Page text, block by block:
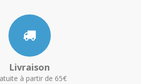
Livraison
à partir de 65€